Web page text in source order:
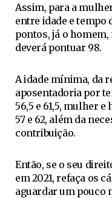
Assim, para a
entre idade e tempo
pontos, já o
deverá pontuar 98.
A idade mínima, da
aposentadoria por
56,5 e 61,5, mulher
57 e 62, além da
contribuição.
Então, se o seu
em 2021, refaça os
aguardar um pouco